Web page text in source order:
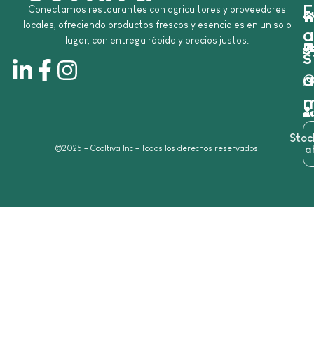
Conectamos restaurantes con agricultores y proveedores
locales, ofreciendo productos frescos y esenciales en un solo
lugar, con entrega rápida y precios justos.
©2025 – Cooltiva Inc – Todos los derechos reservados.
a